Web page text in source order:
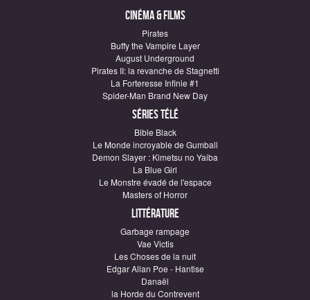
Cinéma & Films
Pirates
Buffy the Vampire Layer
August Underground
Pirates II: la revanche de Stagnetti
La Forteresse Infinie #1
Spider-Man Brand New Day
Séries télé
Bible Black
Le Monde incroyable de Gumball
Demon Slayer : Kimetsu no Yaiba
La Blue Girl
Le Monstre évadé de l'espace
Masters of Horror
Littérature
Garbage rampage
Vae Victis
Les Choses de la nuit
Edgar Allan Poe - Hantise
Danaël
la Horde du Contrevent